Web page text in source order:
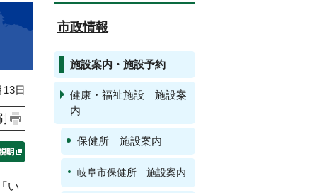
日
い
市政情報
施設案内・施設予約
健康・福祉施設 施設案
内
保健所 施設案内
岐阜市保健所 施設案内